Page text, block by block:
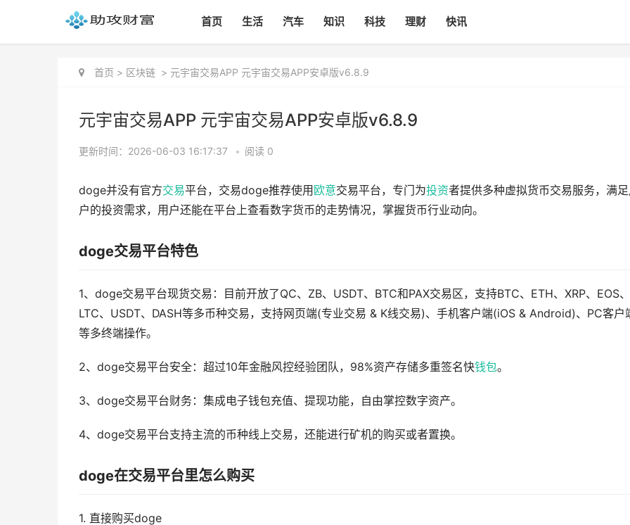
首页 生活 汽车 知识 科技 理财 快讯
首页 > 区块链 > 元宇宙交易APP 元宇宙交易APP安卓版v6.8.9
元宇宙交易APP 元宇宙交易APP安卓版v6.8.9
更新时间：2026-06-03 16:17:37 • 阅读 0
doge并没有官方交易平台，交易doge推荐使用 欧意交易平台，专门为投资者提供多种虚拟货币交易服务，满
户的投资需求，用户还能在平台上查看数字货币的走势情况，掌握货币行业动向。
doge交易平台特色
1、doge交易平台现货交易：目前开放了QC、ZB、USDT、BTC和PAX交易区，支持BTC、ETH、XRP、EOS、
LTC、USDT、DASH等多币种交易，支持网页端(专业交易 & K线交易)、手机客户端(iOS & Android)、PC客户
等多终端操作。
2、doge交易平台安全：超过10年金融风控经验团队，98%资产存储多重签名快钱包。
3、doge交易平台财务：集成电子钱包充值、提现功能，自由掌控数字资产。
4、doge交易平台支持主流的币种线上交易，还能进行矿机的购买或者置换。
doge在交易平台里怎么购买
1. 直接购买doge